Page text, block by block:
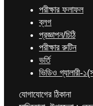
পরীক্ষার ফলাফল
ব্লগ
প্রজ্ঞাপন/চিঠি
পরীক্ষার রুটিন
ভর্তি
ভিডিও গ্যালারী-
যোগাযোগের ঠিকানা